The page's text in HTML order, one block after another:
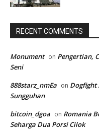
RECENT COMMENTS
Monument on Pengertian,
Seni
888starz_nmEa on Dogfight
Sungguhan
bitcoin_dgoa on Romania
Seharga Dua Porsi Cilok